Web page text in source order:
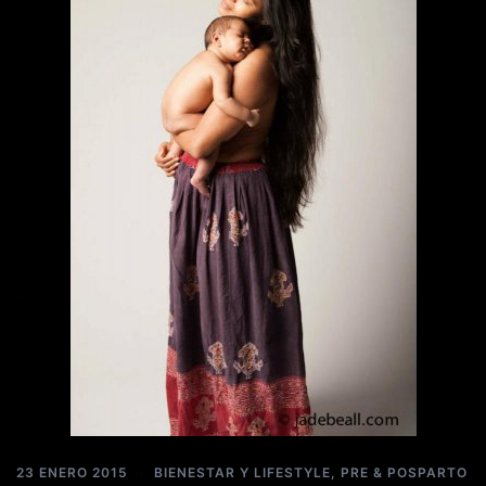
23 ENERO 2015 BIENESTAR Y LIFESTYLE, PRE & POSPARTO